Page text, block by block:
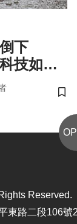
下
技如何
儲
Reserved.
東路二段106號